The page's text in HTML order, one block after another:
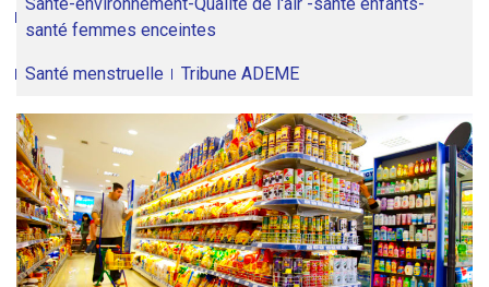
santé femmes enceintes
Santé menstruelle Tribune ADEME